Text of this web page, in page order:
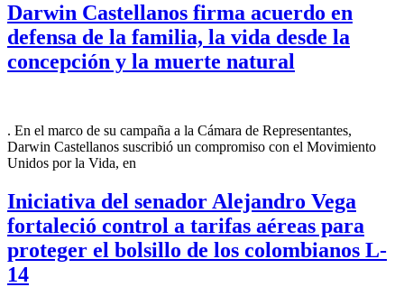
Darwin Castellanos firma acuerdo en
defensa de la familia, la vida desde la
concepción y la muerte natural
. En el marco de su campaña a la Cámara de Representantes,
Darwin Castellanos suscribió un compromiso con el Movimiento
Unidos por la Vida, en
Iniciativa del senador Alejandro Vega
fortaleció control a tarifas aéreas para
proteger el bolsillo de los colombianos L-
14